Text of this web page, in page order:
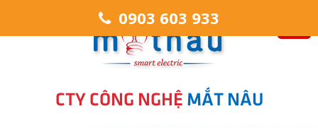
CTY CÔNG NGHỆ MẮT NÂU
0903 603 933